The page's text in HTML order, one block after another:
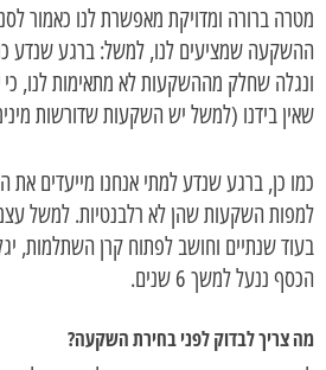
מטרה ברורה ומדויקת מאפשרת לנו כאמור
ההשקעה שמציעים לנו, למשל: ברגע שנדע
ונגלה שחלק מההשקעות לא מתאימות לנו, כי
שאין בידנו (למשל יש השקעות שדורשות מינימום
כמו כן, ברגע שנדע למתי אנחנו מייעדים את
למפות השקעות שהן לא רלבנטיות. למשל
בעוד שנתיים וחושב לפתוח קרן השתלמות,
הכסף ננעל למשך 6 שנים.
מה צריך לבדוק לפני בחירת השקעה?